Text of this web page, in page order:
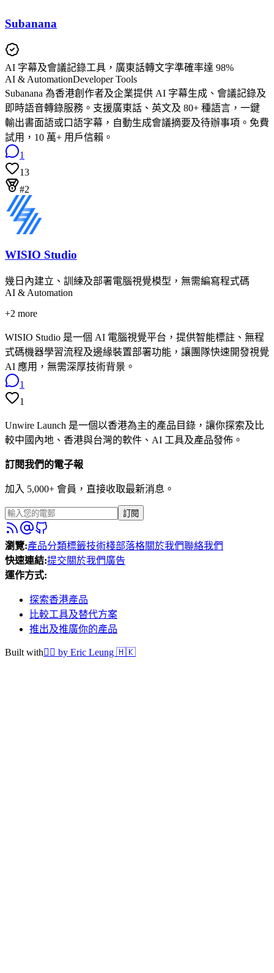
Subanana
AI 字幕及會議記錄工具，廣東話轉文字準確率達 98%
AI & AutomationDeveloper Tools
Subanana 為香港創作者及企業提供 AI 字幕生成、會議記錄及
即時語音轉錄服務。支援廣東話、英文及 80+ 種語言，一鍵
輸出書面語或口語字幕，自動生成會議摘要及待辦事項。免費
試用，10 萬+ 用戶信賴。
1
13
#2
WISIO Studio
幾日內建立、訓練及部署電腦視覺模型，無需編寫程式碼
AI & Automation
+2 more
WISIO Studio 是一個 AI 電腦視覺平台，提供智能標註、無程
式碼機器學習流程及邊緣裝置部署功能，讓團隊快速開發視覺
AI 應用，無需深厚技術背景。
1
1
Unwire Launch 是一個以香港為主的產品目錄，讓你探索及比
較中國內地、香港與台灣的軟件、AI 工具及產品發佈。
訂閱我們的電子報
加入 5,000+ 會員，直接收取最新消息。
訂閱
瀏覽:產品分類標籤技術棧部落格關於我們聯絡我們
快速連結:提交關於我們廣告
運作方式:
探索香港產品
比較工具及替代方案
推出及推廣你的產品
Built with❤️‍🔥 by Eric Leung 🇭🇰